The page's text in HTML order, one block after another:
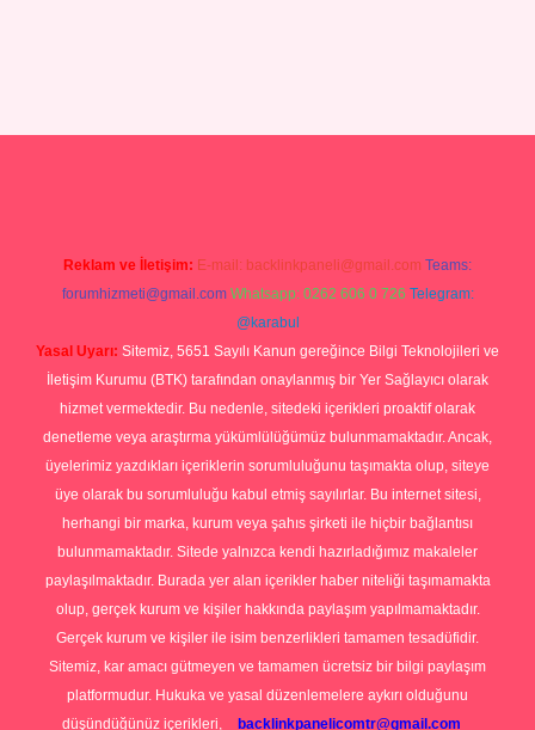
Reklam ve İletişim: E-mail: backlinkpaneli@gmail.com Teams:
forumhizmeti@gmail.com Whatsapp: 0262 606 0 726 Telegram:
@karabul
Yasal Uyarı: Sitemiz, 5651 Sayılı Kanun gereğince Bilgi Teknolojileri ve
İletişim Kurumu (BTK) tarafından onaylanmış bir Yer Sağlayıcı olarak
hizmet vermektedir. Bu nedenle, sitedeki içerikleri proaktif olarak
denetleme veya araştırma yükümlülüğümüz bulunmamaktadır. Ancak,
üyelerimiz yazdıkları içeriklerin sorumluluğunu taşımakta olup, siteye
üye olarak bu sorumluluğu kabul etmiş sayılırlar. Bu internet sitesi,
herhangi bir marka, kurum veya şahıs şirketi ile hiçbir bağlantısı
bulunmamaktadır. Sitede yalnızca kendi hazırladığımız makaleler
paylaşılmaktadır. Burada yer alan içerikler haber niteliği taşımamakta
olup, gerçek kurum ve kişiler hakkında paylaşım yapılmamaktadır.
Gerçek kurum ve kişiler ile isim benzerlikleri tamamen tesadüfidir.
Sitemiz, kar amacı gütmeyen ve tamamen ücretsiz bir bilgi paylaşım
platformudur. Hukuka ve yasal düzenlemelere aykırı olduğunu
düşündüğünüz içerikleri,
backlinkpanelicomtr@gmail.com